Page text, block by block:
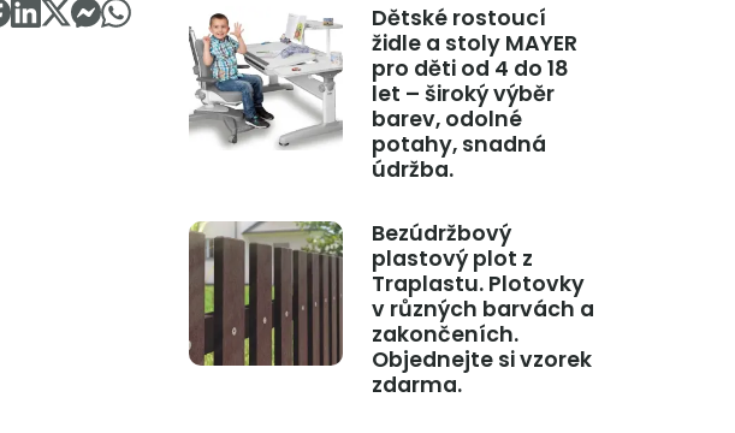
Dětské rostoucí
židle a stoly MAYER
pro děti od 4 do 18
let – široký výběr
barev, odolné
potahy, snadná
údržba.
Bezúdržbový
plastový plot z
Traplastu. Plotovky
v různých barvách a
zakončeních.
Objednejte si vzorek
zdarma.